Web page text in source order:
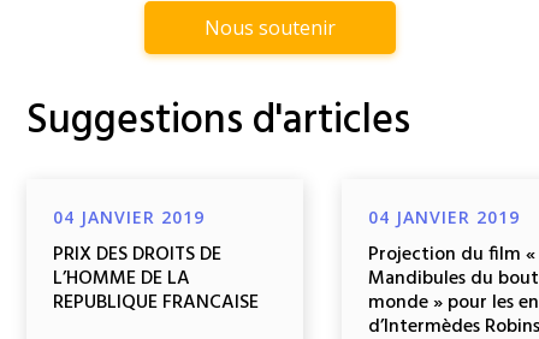
Nous soutenir
Suggestions d'articles
04 JANVIER 2019
PRIX DES DROITS DE
L’HOMME DE LA
REPUBLIQUE FRANCAISE
04 JANVIER 2019
Projection du film «
Mandibules du
monde » pour les
d’Intermèdes